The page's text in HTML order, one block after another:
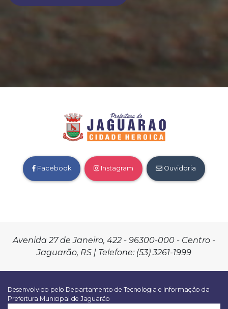
Facebook Instagram Ouvidoria
Avenida 27 de Janeiro, 422 - 96300-000 - Centro -
Jaguarão, RS | Telefone: (53) 3261-1999
Desenvolvido pelo Departamento de Tecnologia e Informação da
Prefeitura Municipal de Jaguarão